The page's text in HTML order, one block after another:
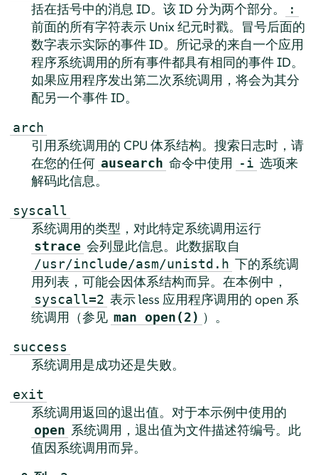
括在括号中的消息 ID。该 ID 分为两个部分。 :
前面的所有字符表示 Unix 纪元时戳。冒号后面的
数字表示实际的事件 ID。所记录的来自一个应用
程序系统调用的所有事件都具有相同的事件 ID。
如果应用程序发出第二次系统调用，将会为其分
配另一个事件 ID。
arch
引用系统调用的 CPU 体系结构。搜索日志时，请
在您的任何 ausearch 命令中使用 -i 选项来
解码此信息。
syscall
系统调用的类型，对此特定系统调用运行
strace 会列显此信息。此数据取自
/usr/include/asm/unistd.h 下的系统调
用列表，可能会因体系结构而异。在本例中，
syscall=2 表示 less 应用程序调用的 open 系
统调用（参见 man open(2) ）。
success
系统调用是成功还是失败。
exit
系统调用返回的退出值。对于本示例中使用的
open 系统调用，退出值为文件描述符编号。此
值因系统调用而异。